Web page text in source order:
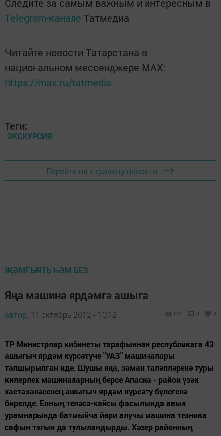
Следите за самым важным и интересным в
Telegram-канале Татмедиа
Читайте новости Татарстана в
национальном мессенджере MАХ:
https://max.ru/tatmedia
Теги:
ЭКСКУРСИЯ
Перейти на страницу новости
ҖӘМГЫЯТЬ ҺӘМ БЕЗ
Яңа машина ярдәмгә ашыга
автор, 11 октябрь 2012 - 10:12 692 0 0
ТР Министрлар кибинеты тарафыннан республикага 43
ашыгыч ярдәм күрсәтүче "УАЗ" машиналары
тапшырылган иде. Шушы яңа, заман таләпләренә туры
килерлек машиналарның берсе Апаска - район үзәк
хастаханәсенең ашыгыч ярдәм күрсәтү бүлегенә
бирелде. Елның теләсә-кайсы фасылында авыл
урамнарында батмыйча йөри алучы машина техника
сафын тагын да тулыландырды. Хәзер районның